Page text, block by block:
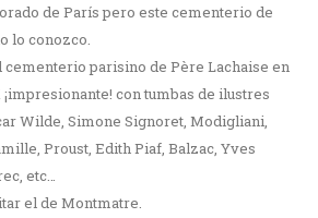
de París pero este cementerio de
lo conozco.
cementerio parisino de Père Lachaise en
con tumbas de ilustres
Wilde, Simone Signoret, Modigliani,
Proust, Edith Piaf, Balzac, Yves
etc…
el de Montmatre.